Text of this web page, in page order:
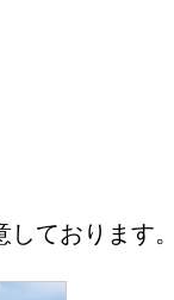
しております